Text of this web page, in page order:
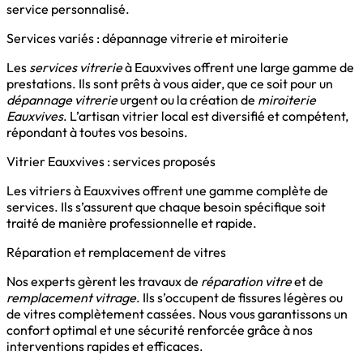
service personnalisé.
Services variés : dépannage vitrerie et miroiterie
Les services vitrerieà Eauxvives offrent une large gamme de
prestations. Ils sont prêts à vous aider, que ce soit pour un
dépannage vitrerieurgent ou la création de miroiterie
Eauxvives. L’artisan vitrier local est diversifié et compétent,
répondant à toutes vos besoins.
Vitrier Eauxvives : services proposés
Les vitriers à Eauxvives offrent une gamme complète de
services. Ils s’assurent que chaque besoin spécifique soit
traité de manière professionnelle et rapide.
Réparation et remplacement de vitres
Nos experts gèrent les travaux de réparation vitreet de
remplacement vitrage. Ils s’occupent de fissures légères ou
de vitres complètement cassées. Nous vous garantissons un
confort optimal et une sécurité renforcée grâce à nos
interventions rapides et efficaces.